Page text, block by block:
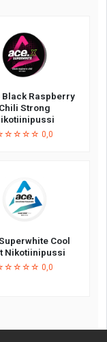
Black Raspberry
Chili Strong
0,0
Cool
Nikotiinipussi
0,0